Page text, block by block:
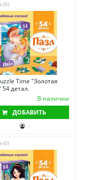
(0)
Time "Золотая
54 детал.
В наличии
ДОБАВИТЬ
-
(0)